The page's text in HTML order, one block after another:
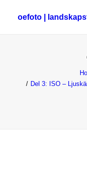
oefoto |
Del 3: ISO –